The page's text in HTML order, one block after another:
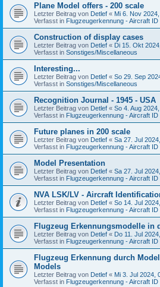
Plane Model offers - 200 scale
Letzter Beitrag von Detlef « Mi 6. Nov
Verfasst in Flugzeugerkennung - Aircraft ID
Construction of display cases
Letzter Beitrag von Detlef « Di 15. Okt
Verfasst in Sonstiges/Miscellaneous
Interesting...
Letzter Beitrag von Detlef « So 29. Sep
Verfasst in Sonstiges/Miscellaneous
Recognition Journal - 1945 - USA
Letzter Beitrag von Detlef « So 4. Aug
Verfasst in Flugzeugerkennung - Aircraft ID
Future planes in 200 scale
Letzter Beitrag von Detlef « Sa 27. Jul
Verfasst in Flugzeugerkennung - Aircraft ID
Model Presentation
Letzter Beitrag von Detlef « Sa 27. Jul
Verfasst in Flugzeugerkennung - Aircraft ID
NVA LSK/LV - Aircraft
Letzter Beitrag von Detlef « So 14. Jul
Verfasst in Flugzeugerkennung - Aircraft ID
Flugzeug Erkennungsmodelle in
Letzter Beitrag von Detlef « Do 11. Jul
Verfasst in Flugzeugerkennung - Aircraft ID
Flugzeug Erkennung durch
Models
Letzter Beitrag von Detlef « Mi 3. Jul 2024,
Verfasst in Flugzeugerkennung - Aircraft ID